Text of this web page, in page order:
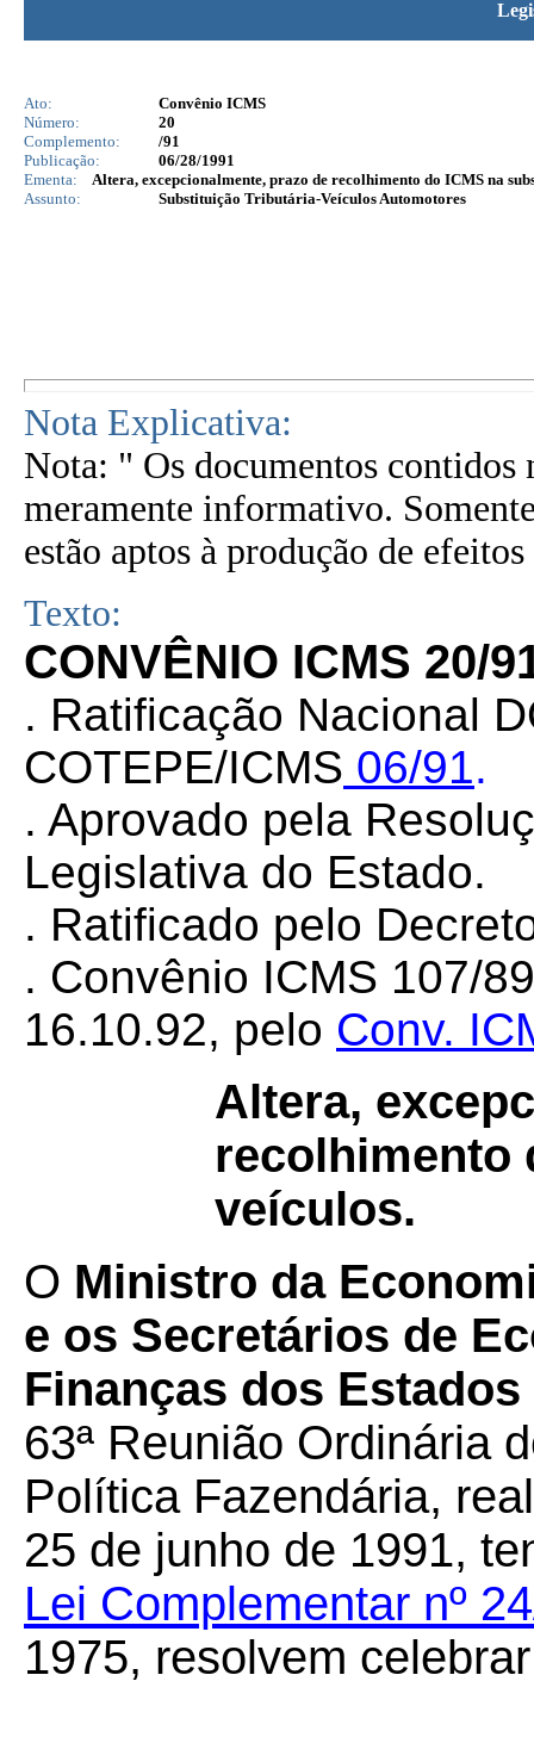
Ato:
Convênio ICMS
Número:
20
Complemento:
/91
Publicação:
06/28/1991
Ementa:
Altera, excepcionalmente, prazo de recolhimento do ICMS na
Assunto:
Substituição Tributária-Veículos Automotores
Nota Explicativa:
Nota: " Os documentos contidos
meramente informativo.
estão aptos à produção de
Texto:
CONVÊNIO ICMS 20/
. Ratificação Nacional
COTEPE/ICMS 06/91.
. Aprovado pela
Legislativa do Estado.
. Ratificado pelo
. Convênio ICMS 107/
16.10.92, pelo Conv.
Altera,
recolhimento
veículos.
O Ministro da
e os Secretários de
Finanças dos
63ª Reunião Ordinária
Política Fazendária,
25 de junho de 1991,
Lei Complementar nº
1975, resolvem